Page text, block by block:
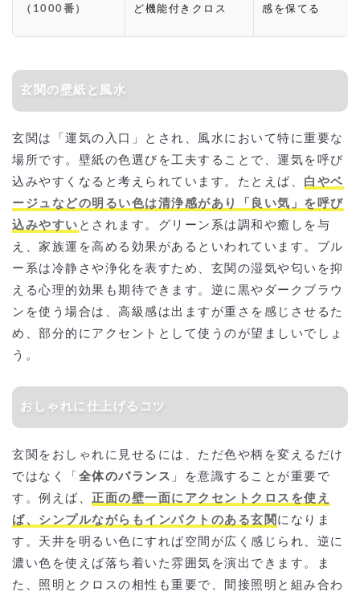
（1000番）
ど機能付きクロス
感を保てる
玄関の壁紙と風水
玄関は「運気の入口」とされ、風水において特に重要な
場所です。壁紙の色選びを工夫することで、運気を呼び
込みやすくなると考えられています。たとえば、 白やベ
ージュなどの明るい色は清浄感があり「良い気」を呼び
込みやすい とされます。グリーン系は調和や癒しを与
え、家族運を高める効果があるといわれています。ブル
ー系は冷静さや浄化を表すため、玄関の湿気や匂いを抑
える心理的効果も期待できます。逆に黒やダークブラウ
ンを使う場合は、高級感は出ますが重さを感じさせるた
め、部分的にアクセントとして使うのが望ましいでしょ
う。
おしゃれに仕上げるコツ
玄関をおしゃれに見せるには、ただ色や柄を変えるだけ
ではなく「 全体のバランス 」を意識することが重要で
す。例えば、 正面の壁一面にアクセントクロスを使え
ば、シンプルながらもインパクトのある玄関 になりま
す。天井を明るい色にすれば空間が広く感じられ、逆に
濃い色を使えば落ち着いた雰囲気を演出できます。ま
た、照明とクロスの相性も重要で、間接照明と組み合わ